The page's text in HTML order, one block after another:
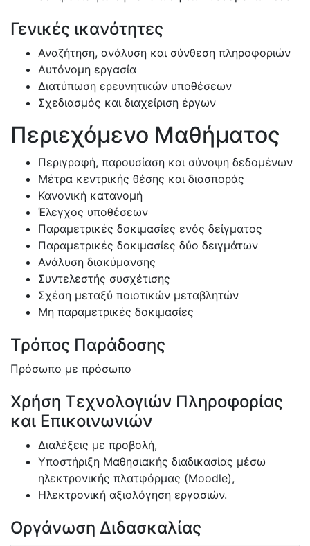
Γενικές ικανότητες
Αναζήτηση, ανάλυση και σύνθεση πληροφοριών
Αυτόνομη εργασία
Διατύπωση ερευνητικών υποθέσεων
Σχεδιασμός και διαχείριση έργων
Περιεχόμενο Μαθήματος
Περιγραφή, παρουσίαση και σύνοψη δεδομένων
Μέτρα κεντρικής θέσης και διασποράς
Κανονική κατανομή
Έλεγχος υποθέσεων
Παραμετρικές δοκιμασίες ενός δείγματος
Παραμετρικές δοκιμασίες δύο δειγμάτων
Ανάλυση διακύμανσης
Συντελεστής συσχέτισης
Σχέση μεταξύ ποιοτικών μεταβλητών
Μη παραμετρικές δοκιμασίες
Τρόπος Παράδοσης
Πρόσωπο με πρόσωπο
Χρήση Τεχνολογιών Πληροφορίας
και Επικοινωνιών
Διαλέξεις με προβολή,
Υποστήριξη Μαθησιακής διαδικασίας μέσω
ηλεκτρονικής πλατφόρμας (Moodle),
Ηλεκτρονική αξιολόγηση εργασιών.
Οργάνωση Διδασκαλίας